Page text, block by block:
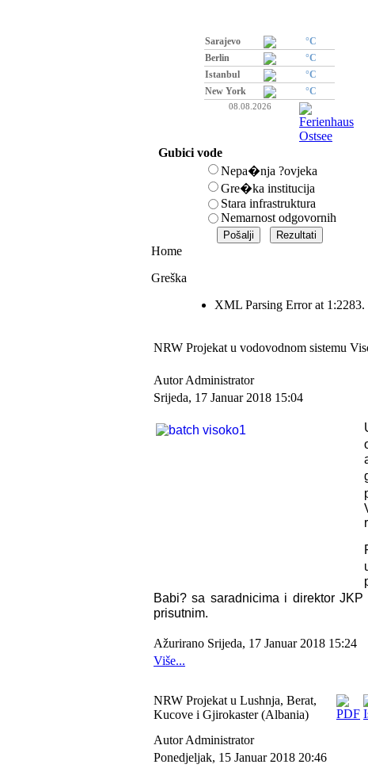
Sarajevo
°C
Berlin
°C
Istanbul
°C
New York
°C
08.08.2026
Gubici vode
Nepa�nja ?ovjeka
Gre�ka institucija
Stara infrastruktura
Nemarnost odgovornih
Home
Greška
XML Parsing Error at
NRW Projekat u vodovodnom sistemu
Autor Administrator
Srijeda, 17 Januar 2018 15:04
Babi? sa saradnicima i direktor
prisutnim.
Ažurirano Srijeda, 17 Januar 2018 15:24
Više...
NRW Projekat u Lushnja, Berat,
Kucove i Gjirokaster (Albania)
Autor Administrator
Ponedjeljak, 15 Januar 2018 20:46